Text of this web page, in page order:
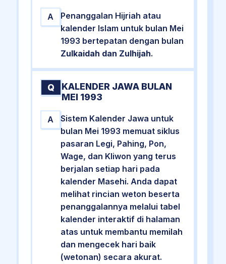
A
Penanggalan Hijriah atau
kalender Islam untuk bulan Mei
1993 bertepatan dengan bulan
Zulkaidah dan Zulhijah.
Q
KALENDER JAWA BULAN
MEI 1993
A
Sistem Kalender Jawa untuk
bulan Mei 1993 memuat siklus
pasaran Legi, Pahing, Pon,
Wage, dan Kliwon yang terus
berjalan setiap hari pada
kalender Masehi. Anda dapat
melihat rincian weton beserta
penanggalannya melalui tabel
kalender interaktif di halaman
atas untuk membantu memilah
dan mengecek hari baik
(wetonan) secara akurat.